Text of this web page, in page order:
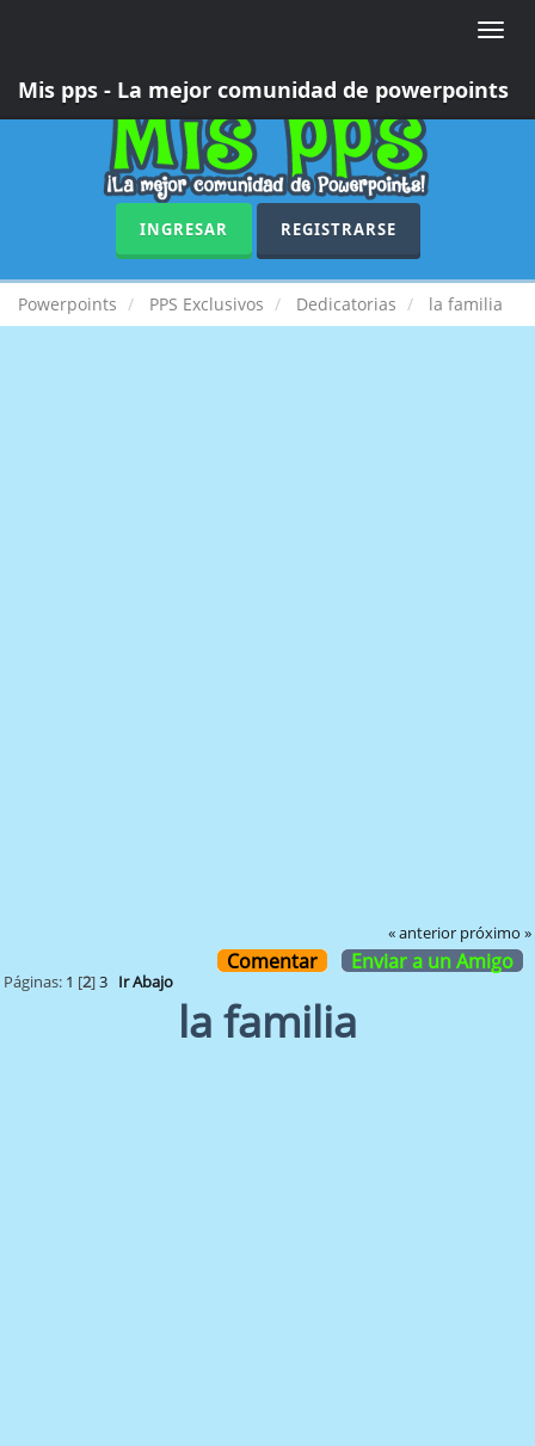
Toggle
Mis pps - La mejor comunidad de powerpoints
INGRESAR REGISTRARSE
Powerpoints PPS Exclusivos Dedicatorias la familia
« anterior próximo »
Comentar Enviar a un Amigo
Páginas: 1 [2]3 Ir Abajo
la familia